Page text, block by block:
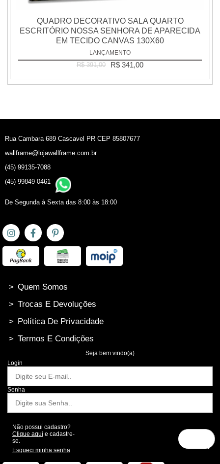
QUADRO DECORATIVO SALA QUARTO
ESCRITÓRIO NOSSA SENHORA DE APARECIDA
EM TECIDO CANVAS 130X60
LANÇAMENTO
R$ 391,00 R$ 341,00
Rua Cambara 689 Cascavel PR CEP 85807677
wallframe@lojawallframe.com.br
(45) 99135-7088
(45) 99849-0461
De Segunda à Sexta das 8:00 às 18:00
> Quem Somos
> Trocas E Devoluções
> Política De Privacidade
> Termos E Condições
Seja bem vindo(a)
Login
Senha
Não possui cadastro?
Clique aqui e cadastre-
se.
Esqueci minha senha